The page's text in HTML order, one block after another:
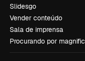
Slidesgo
Vender conteúdo
Sala de imprensa
Procurando por